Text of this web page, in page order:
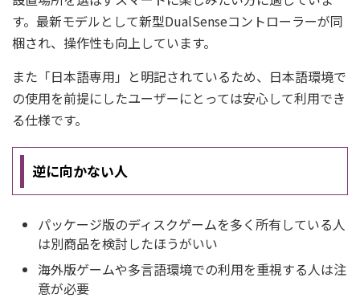
す。最新モデルとして新型DualSenseコントローラーが同
梱され、操作性も向上しています。
また「日本語専用」と明記されているため、日本語環境で
の使用を前提にしたユーザーにとっては安心して利用でき
る仕様です。
逆に向かない人
パッケージ版のディスクゲームを多く所有している人
は別商品を検討したほうがいい
海外版ゲームや多言語環境での利用を重視する人は注
意が必要